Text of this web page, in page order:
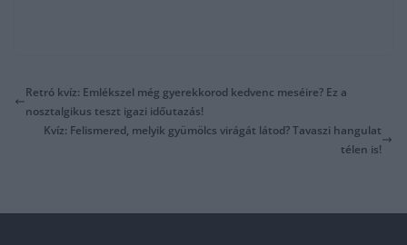
Retró kvíz: Emlékszel még gyerekkorod kedvenc meséire? Ez a
nosztalgikus teszt igazi időutazás!
Kvíz: Felismered, melyik gyümölcs virágát látod? Tavaszi hangulat
télen is!